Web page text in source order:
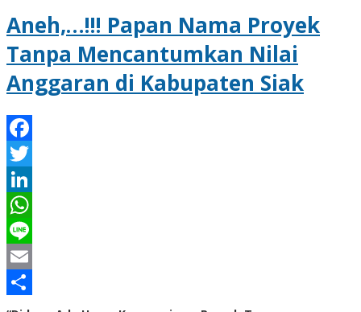
Aneh,…!!! Papan Nama Proyek
Tanpa Mencantumkan Nilai
Anggaran di Kabupaten Siak
Facebook
Twitter
LinkedIn
WhatsApp
Line
Email
Share